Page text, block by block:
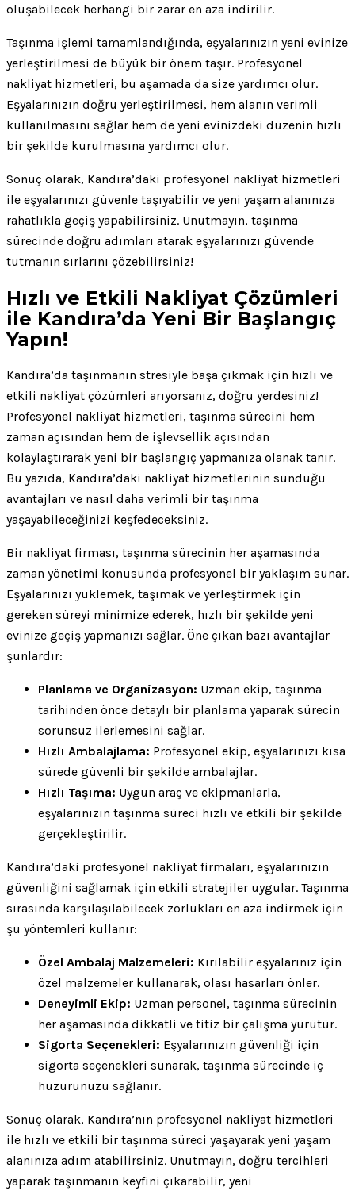
oluşabilecek herhangi bir zarar en aza indirilir.
Taşınma işlemi tamamlandığında, eşyalarınızın yeni evinize
yerleştirilmesi de büyük bir önem taşır. Profesyonel
nakliyat hizmetleri, bu aşamada da size yardımcı olur.
Eşyalarınızın doğru yerleştirilmesi, hem alanın verimli
kullanılmasını sağlar hem de yeni evinizdeki düzenin hızlı
bir şekilde kurulmasına yardımcı olur.
Sonuç olarak, Kandıra’daki profesyonel nakliyat hizmetleri
ile eşyalarınızı güvenle taşıyabilir ve yeni yaşam alanınıza
rahatlıkla geçiş yapabilirsiniz. Unutmayın, taşınma
sürecinde doğru adımları atarak eşyalarınızı güvende
tutmanın sırlarını çözebilirsiniz!
Hızlı ve Etkili Nakliyat Çözümleri
ile Kandıra’da Yeni Bir Başlangıç
Yapın!
Kandıra’da taşınmanın stresiyle başa çıkmak için hızlı ve
etkili nakliyat çözümleri arıyorsanız, doğru yerdesiniz!
Profesyonel nakliyat hizmetleri, taşınma sürecini hem
zaman açısından hem de işlevsellik açısından
kolaylaştırarak yeni bir başlangıç yapmanıza olanak tanır.
Bu yazıda, Kandıra’daki nakliyat hizmetlerinin sunduğu
avantajları ve nasıl daha verimli bir taşınma
yaşayabileceğinizi keşfedeceksiniz.
Bir nakliyat firması, taşınma sürecinin her aşamasında
zaman yönetimi konusunda profesyonel bir yaklaşım sunar.
Eşyalarınızı yüklemek, taşımak ve yerleştirmek için
gereken süreyi minimize ederek, hızlı bir şekilde yeni
evinize geçiş yapmanızı sağlar. Öne çıkan bazı avantajlar
şunlardır:
Planlama ve Organizasyon: Uzman ekip, taşınma
tarihinden önce detaylı bir planlama yaparak sürecin
sorunsuz ilerlemesini sağlar.
Hızlı Ambalajlama: Profesyonel ekip, eşyalarınızı kısa
sürede güvenli bir şekilde ambalajlar.
Hızlı Taşıma: Uygun araç ve ekipmanlarla,
eşyalarınızın taşınma süreci hızlı ve etkili bir şekilde
gerçekleştirilir.
Kandıra’daki profesyonel nakliyat firmaları, eşyalarınızın
güvenliğini sağlamak için etkili stratejiler uygular. Taşınma
sırasında karşılaşılabilecek zorlukları en aza indirmek için
şu yöntemleri kullanır:
Özel Ambalaj Malzemeleri: Kırılabilir eşyalarınız için
özel malzemeler kullanarak, olası hasarları önler.
Deneyimli Ekip: Uzman personel, taşınma sürecinin
her aşamasında dikkatli ve titiz bir çalışma yürütür.
Sigorta Seçenekleri: Eşyalarınızın güvenliği için
sigorta seçenekleri sunarak, taşınma sürecinde iç
huzurunuzu sağlanır.
Sonuç olarak, Kandıra’nın profesyonel nakliyat hizmetleri
ile hızlı ve etkili bir taşınma süreci yaşayarak yeni yaşam
alanınıza adım atabilirsiniz. Unutmayın, doğru tercihleri
yaparak taşınmanın keyfini çıkarabilir, yeni